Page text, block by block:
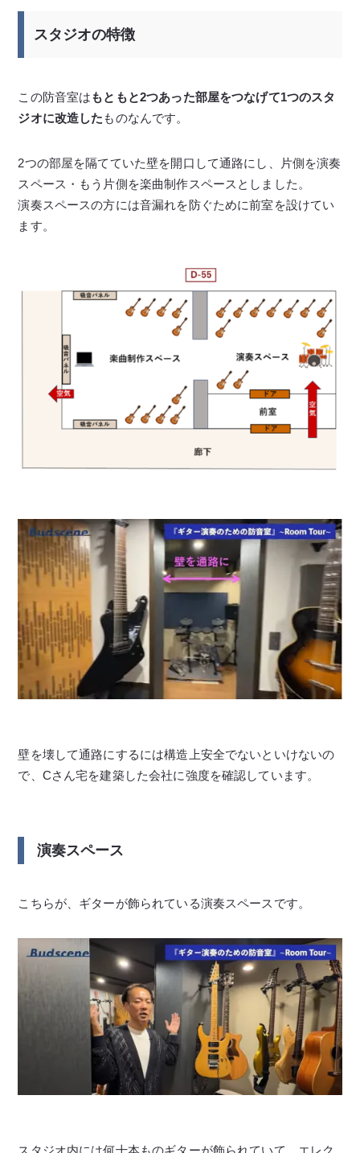
スタジオの特徴
この防音室はもともと2つあった部屋をつなげて1つのスタ
ジオに改造した ものなんです。
2つの部屋を隔てていた壁を開口して通路にし、片側を演奏
スペース・もう片側を楽曲制作スペースとしました。
演奏スペースの方には音漏れを防ぐために前室を設けてい
ます。
壁を壊して通路にするには構造上安全でないといけないの
で、Cさん宅を建築した会社に強度を確認しています。
演奏スペース
こちらが、ギターが飾られている演奏スペースです。